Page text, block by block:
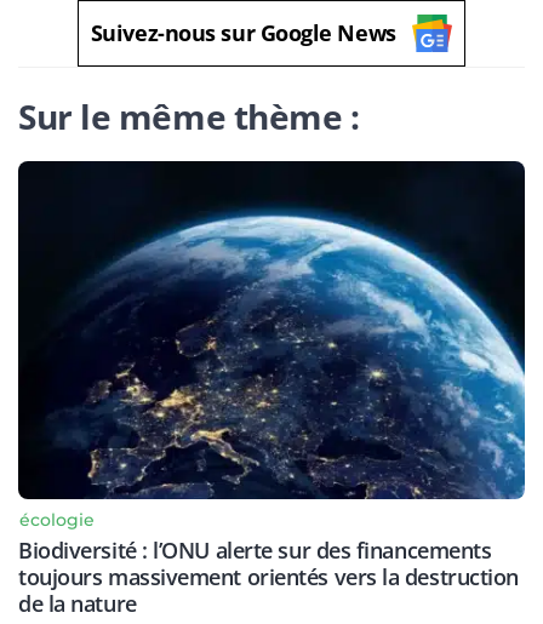
Suivez-nous sur Google News
Sur le même thème :
écologie
Biodiversité : l’ONU alerte sur des financements
toujours massivement orientés vers la destruction
de la nature